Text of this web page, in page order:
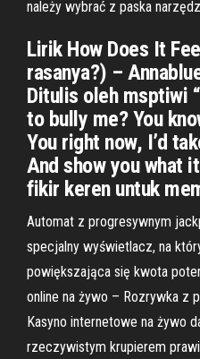
należy wybrać z paska
Lirik How Does It
rasanya?) –
Ditulis oleh msptiwi
to bully me? You
You right now, I’d
And show you what
fikir keren untuk
Automat z progresywnym
specjalny wyświetlacz, na
powiększająca się kwota
online na żywo – Rozrywka z
Kasyno internetowe na żywo
rzeczywistym krupierem